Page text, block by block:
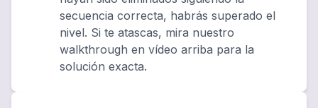
secuencia correcta, habrás superado el
nivel. Si te atascas, mira nuestro
walkthrough en vídeo arriba para la
solución exacta.